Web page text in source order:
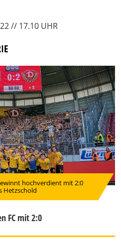
// 17.10 UHR
hochverdient mit 2:0
Hetzschold
FC mit 2:0